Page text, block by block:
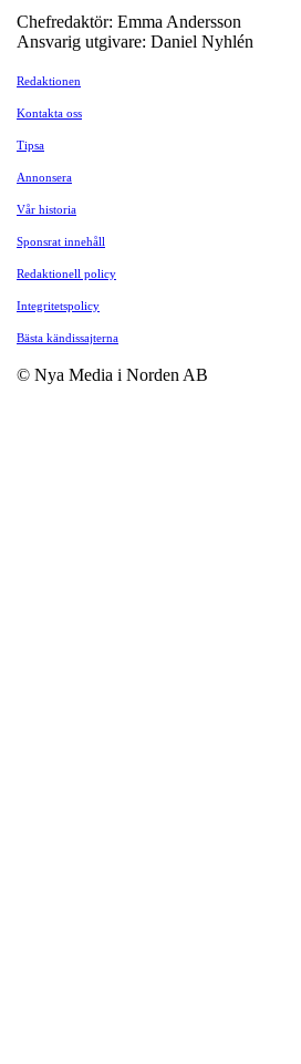
Chefredaktör: Emma Andersson
Ansvarig utgivare: Daniel Nyhlén
Redaktionen
Kontakta oss
Tipsa
Annonsera
Vår historia
Sponsrat innehåll
Redaktionell policy
Integritetspolicy
Bästa kändissajterna
© Nya Media i Norden AB